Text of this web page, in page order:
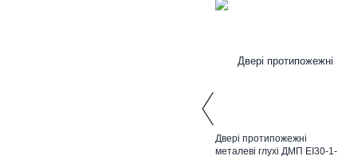
Двері протипожежні
металеві глухі ДМП ЕІ30-1-